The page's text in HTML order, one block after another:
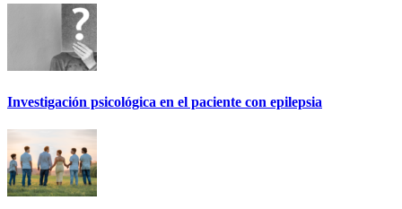
Investigación psicológica en el paciente con epilepsia